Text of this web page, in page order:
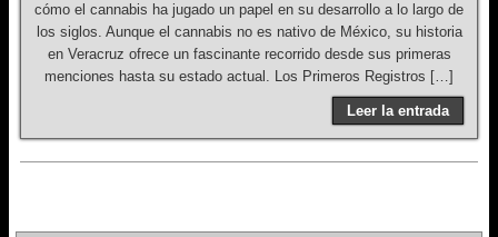
cómo el cannabis ha jugado un papel en su desarrollo a lo largo de
los siglos. Aunque el cannabis no es nativo de México, su historia
en Veracruz ofrece un fascinante recorrido desde sus primeras
menciones hasta su estado actual. Los Primeros Registros […]
Leer la entrada